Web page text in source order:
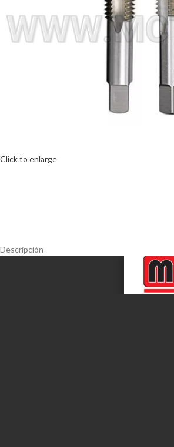
Click to enlarge
Descripción